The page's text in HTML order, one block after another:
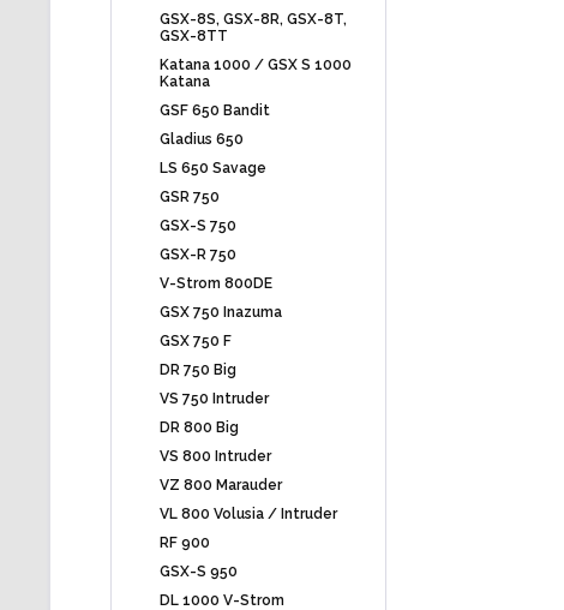
GSX-8S, GSX-8R, GSX-8T,
GSX-8TT
Katana 1000 / GSX S 1000
Katana
GSF 650 Bandit
Gladius 650
LS 650 Savage
GSR 750
GSX-S 750
GSX-R 750
V-Strom 800DE
GSX 750 Inazuma
GSX 750 F
DR 750 Big
VS 750 Intruder
DR 800 Big
VS 800 Intruder
VZ 800 Marauder
VL 800 Volusia / Intruder
RF 900
GSX-S 950
DL 1000 V-Strom